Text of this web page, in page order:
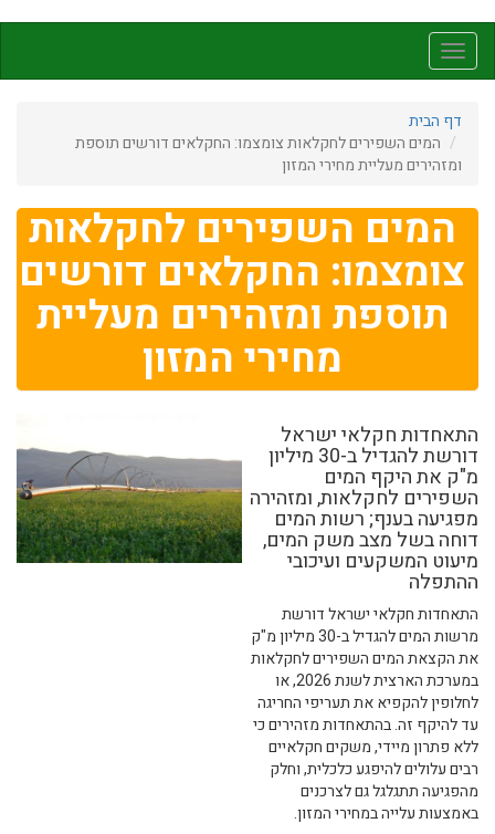
לתוכן
העיקריToggle
navigation
דף הבית
המים השפירים לחקלאות צומצמו: החקלאים דורשים תוספת
ומזהירים מעליית מחירי המזון
המים השפירים לחקלאות
צומצמו: החקלאים דורשים
תוספת ומזהירים מעליית
מחירי המזון
התאחדות חקלאי ישראל
דורשת להגדיל ב-30 מיליון
מ"ק את היקף המים
השפירים לחקלאות, ומזהירה
מפגיעה בענף; רשות המים
דוחה בשל מצב משק המים,
מיעוט המשקעים ועיכובי
ההתפלה
התאחדות חקלאי ישראל דורשת
מרשות המים להגדיל ב-30 מיליון מ"ק
את הקצאת המים השפירים לחקלאות
במערכת הארצית לשנת 2026, או
לחלופין להקפיא את תעריפי החריגה
עד להיקף זה. בהתאחדות מזהירים כי
ללא פתרון מיידי, משקים חקלאיים
רבים עלולים להיפגע כלכלית, וחלק
מהפגיעה תתגלגל גם לצרכנים
באמצעות עלייה במחירי המזון.